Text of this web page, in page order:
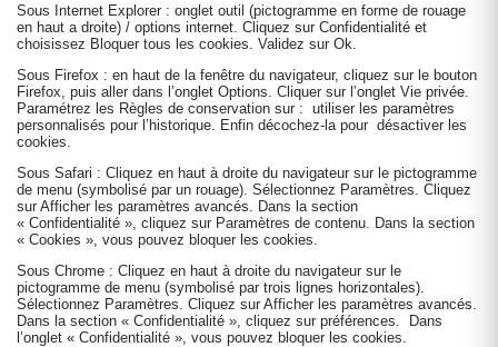
Sous Internet Explorer : onglet outil (pictogramme en forme de rouage
en haut a droite) / options internet. Cliquez sur Confidentialité et
choisissez Bloquer tous les cookies. Validez sur Ok.
Sous Firefox : en haut de la fenêtre du navigateur, cliquez sur le bouton
Firefox, puis aller dans l’onglet Options. Cliquer sur l’onglet Vie privée.
Paramétrez les Règles de conservation sur : utiliser les paramètres
personnalisés pour l’historique. Enfin décochez-la pour désactiver les
cookies.
Sous Safari : Cliquez en haut à droite du navigateur sur le pictogramme
de menu (symbolisé par un rouage). Sélectionnez Paramètres. Cliquez
sur Afficher les paramètres avancés. Dans la section
« Confidentialité », cliquez sur Paramètres de contenu. Dans la section
« Cookies », vous pouvez bloquer les cookies.
Sous Chrome : Cliquez en haut à droite du navigateur sur le
pictogramme de menu (symbolisé par trois lignes horizontales).
Sélectionnez Paramètres. Cliquez sur Afficher les paramètres avancés.
Dans la section « Confidentialité », cliquez sur préférences. Dans
l’onglet « Confidentialité », vous pouvez bloquer les cookies.